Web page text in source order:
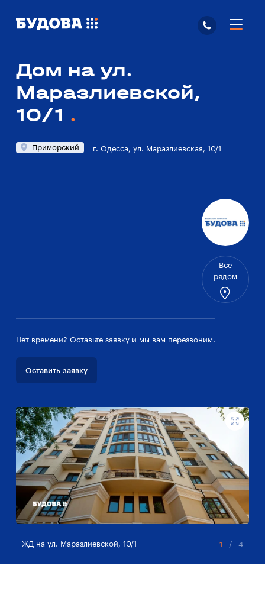
Дом на ул.
Маразлиевской,
10/1
Приморский г. Одесса, ул. Маразлиевская, 10/1
Все
рядом
Нет времени? Оставьте заявку и мы вам перезвоним.
Оставить заявку
ЖД на ул. Маразлиевской, 10/1 1 / 4